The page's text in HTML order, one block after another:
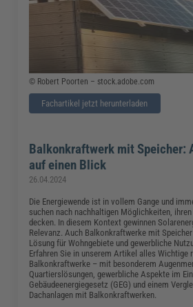
© Robert Poorten – stock.adobe.com
Fachartikel jetzt herunterladen
Balkonkraftwerk mit Speicher:
auf einen Blick
26.04.2024
Die Energiewende ist in vollem Gange und
suchen nach nachhaltigen Möglichkeiten,
decken. In diesem Kontext gewinnen
Relevanz. Auch Balkonkraftwerke mit
Lösung für Wohngebiete und gewerbliche
Erfahren Sie in unserem Artikel alles Wichtige
Balkonkraftwerke – mit besonderem
Quartierslösungen, gewerbliche Aspekte im
Gebäudeenergiegesetz (GEG) und einem
Dachanlagen mit Balkonkraftwerken.